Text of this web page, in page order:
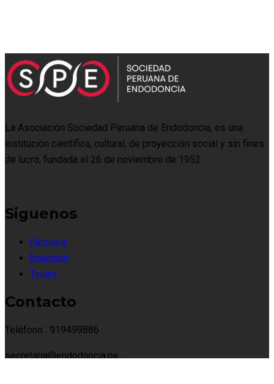
La Asociación Sociedad Peruana de Endodoncia, es una
institución científica, cultural, de proyección social y sin fines
de lucro, fundada el 26 de noviembre de 1952
Siguenos
Facebook
Instagram
Twitter
Contacto
Teléfono : 919499886
secretaria@endodoncia.pe